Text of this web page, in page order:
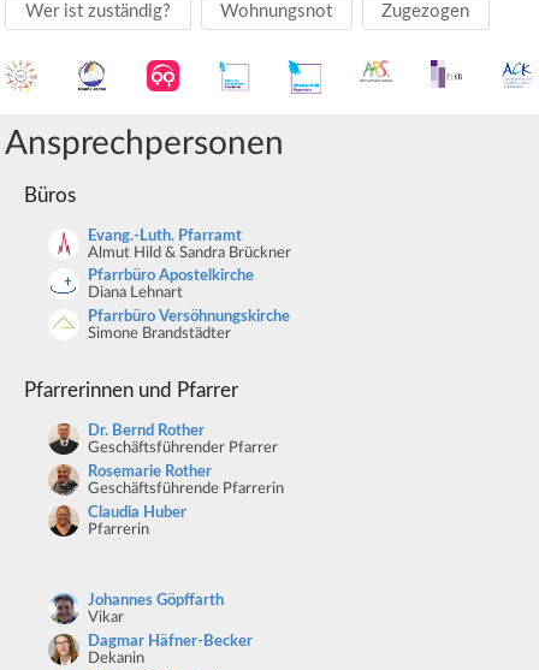
Wer ist zuständig? Wohnungsnot Zugezogen
Ansprechpersonen
Büros
Evang.-Luth. Pfarramt
Almut Hild & Sandra Brückner
Pfarrbüro Apostelkirche
Diana Lehnart
Pfarrbüro Versöhnungskirche
Simone Brandstädter
Pfarrerinnen und Pfarrer
Dr. Bernd Rother
Geschäftsführender Pfarrer
Rosemarie Rother
Geschäftsführende Pfarrerin
Claudia Huber
Pfarrerin
Johannes Göpffarth
Vikar
Dagmar Häfner-Becker
Dekanin